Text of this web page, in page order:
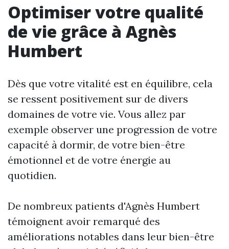
Optimiser votre qualité
de vie grâce à Agnès
Humbert
Dès que votre vitalité est en équilibre, cela
se ressent positivement sur de divers
domaines de votre vie. Vous allez par
exemple observer une progression de votre
capacité à dormir, de votre bien-être
émotionnel et de votre énergie au
quotidien.
De nombreux patients d'Agnès Humbert
témoignent avoir remarqué des
améliorations notables dans leur bien-être